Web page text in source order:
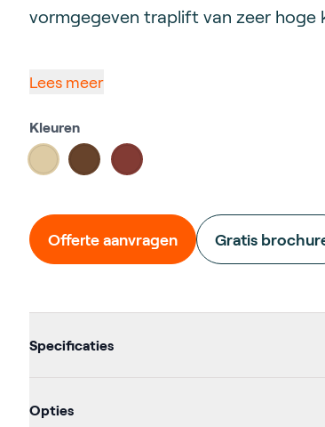
vormgegeven traplift van zeer hoge
Lees meer
Kleuren
Choose a color
#ddcba4#67432b#823b34
Offerte aanvragen Gratis
Specificaties
Opties